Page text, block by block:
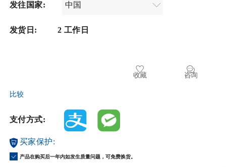
发往国家:
发货日: 2 工作日
咨询
收藏
比较
支付方式:
买家保护:
产品在购买后一年内如发生质量问题，可免费换货。